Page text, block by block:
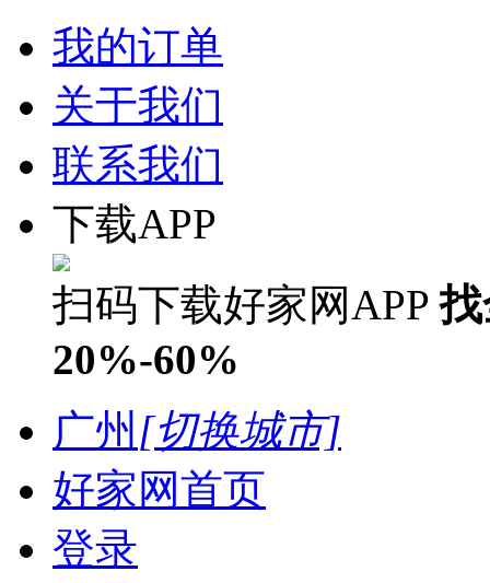
我的订单
关于我们
联系我们
下载APP
扫码下载好家网APP
20%-60%
广州 [切换城市]
好家网首页
登录